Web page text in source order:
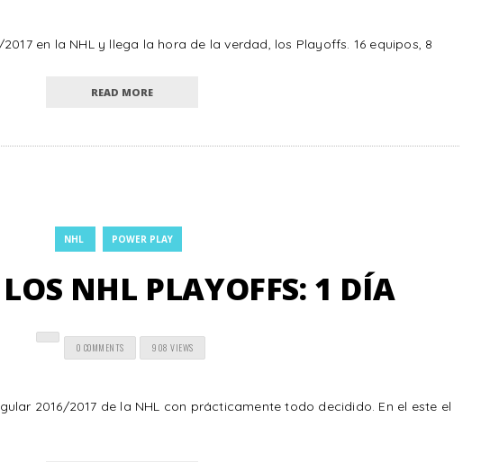
en la NHL y llega la hora de la verdad, los Playoffs. 16 equipos, 8
READ MORE
NHL POWER PLAY
NHL PLAYOFFS: 1 DÍA
0 COMMENTS 908 VIEWS
2016/2017 de la NHL con prácticamente todo decidido. En el este el